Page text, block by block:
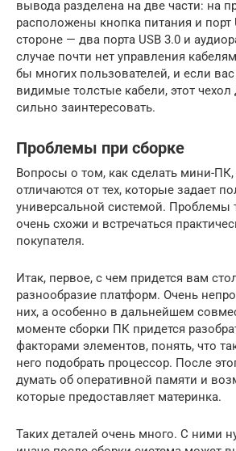
вывода разделена на две части: на
расположены кнопка питания и порт
стороне — два порта USB 3.0 и
случае почти нет управления
бы многих пользователей, и если
видимые толстые кабели, этот
сильно заинтересовать.
Проблемы при сборке
Вопросы о том, как сделать мини-
отличаются от тех, которые задает
универсальной системой. Проблемы
очень схожи и встречаться
покупателя.
Итак, первое, с чем придется вам
разнообразие платформ. Очень
них, а особенно в дальнейшем
моменте сборки ПК придется
факторами элементов, понять, что
него подобрать процессор. После
думать об оперативной памяти и
которые предоставляет материнка.
Таких деталей очень много. С ними